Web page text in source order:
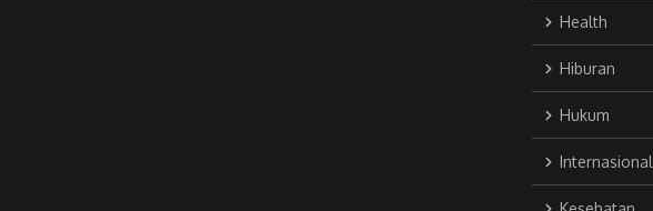
Health
Hiburan
Hukum
Internasional